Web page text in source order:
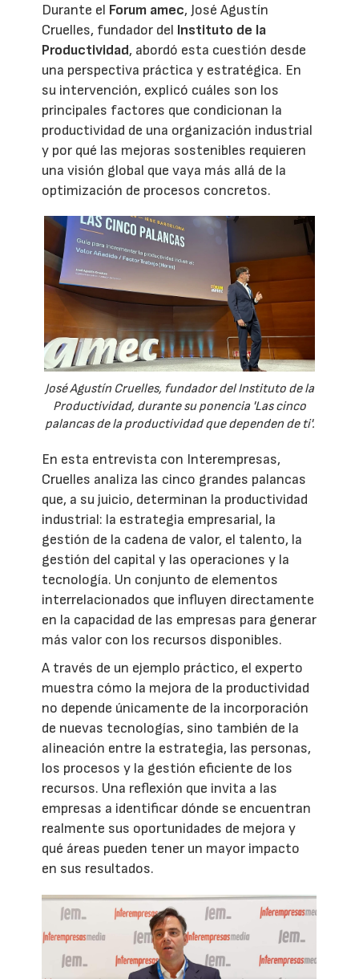
Durante el Forum amec, José Agustín
Cruelles, fundador del Instituto de la
Productividad, abordó esta cuestión desde
una perspectiva práctica y estratégica. En
su intervención, explicó cuáles son los
principales factores que condicionan la
productividad de una organización industrial
y por qué las mejoras sostenibles requieren
una visión global que vaya más allá de la
optimización de procesos concretos.
José Agustín Cruelles, fundador del Instituto de la
Productividad, durante su ponencia 'Las cinco
palancas de la productividad que dependen de ti'.
En esta entrevista con Interempresas,
Cruelles analiza las cinco grandes palancas
que, a su juicio, determinan la productividad
industrial: la estrategia empresarial, la
gestión de la cadena de valor, el talento, la
gestión del capital y las operaciones y la
tecnología. Un conjunto de elementos
interrelacionados que influyen directamente
en la capacidad de las empresas para generar
más valor con los recursos disponibles.
A través de un ejemplo práctico, el experto
muestra cómo la mejora de la productividad
no depende únicamente de la incorporación
de nuevas tecnologías, sino también de la
alineación entre la estrategia, las personas,
los procesos y la gestión eficiente de los
recursos. Una reflexión que invita a las
empresas a identificar dónde se encuentran
realmente sus oportunidades de mejora y
qué áreas pueden tener un mayor impacto
en sus resultados.